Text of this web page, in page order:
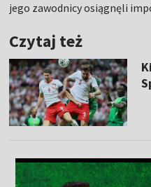
jego zawodnicy osiągnęli
Czytaj też